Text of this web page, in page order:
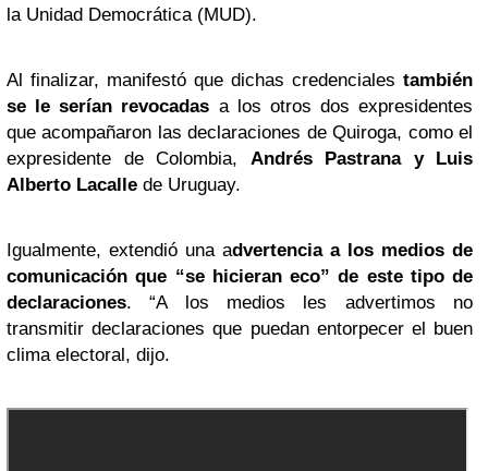
la Unidad Democrática (MUD).
Al finalizar, manifestó que dichas credenciales también
se le serían revocadas a los otros dos expresidentes
que acompañaron las declaraciones de Quiroga, como el
expresidente de Colombia, Andrés Pastrana y Luis
Alberto Lacalle de Uruguay.
Igualmente, extendió una advertencia a los medios de
comunicación que “se hicieran eco” de este tipo de
declaraciones. “A los medios les advertimos no
transmitir declaraciones que puedan entorpecer el buen
clima electoral, dijo.